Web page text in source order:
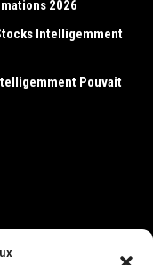
2026
Intelligemment
Pouvait